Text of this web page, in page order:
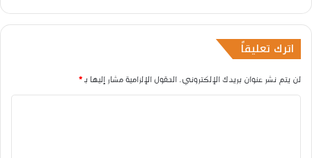
اترك تعليقاً
لن يتم نشر عنوان بريدك الإلكتروني. الحقول الإلزامية مشار إليها بـ*